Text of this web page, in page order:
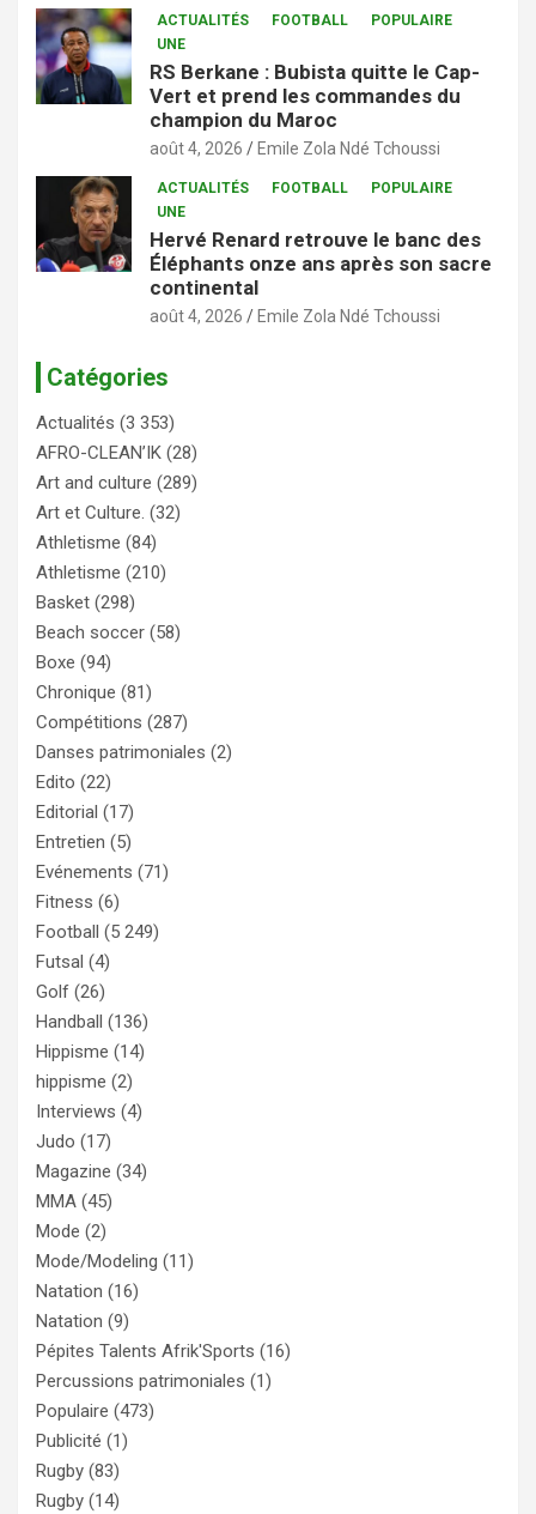
ACTUALITÉS FOOTBALL
POPULAIRE
UNE
RS Berkane : Bubista quitte le Cap-
Vert et prend les commandes du
champion du Maroc
août 4, 2026 Emile Zola Ndé Tchoussi
ACTUALITÉS FOOTBALL
POPULAIRE
UNE
Hervé Renard retrouve le banc des
Éléphants onze ans après son sacre
continental
août 4, 2026 Emile Zola Ndé Tchoussi
Catégories
Actualités (3 353)
AFRO-CLEAN’IK (28)
Art and culture (289)
Art et Culture. (32)
Athletisme (84)
Athletisme (210)
Basket (298)
Beach soccer (58)
Boxe (94)
Chronique (81)
Compétitions (287)
Danses patrimoniales (2)
Edito (22)
Editorial (17)
Entretien (5)
Evénements (71)
Fitness (6)
Football (5 249)
Futsal (4)
Golf (26)
Handball (136)
Hippisme (14)
hippisme (2)
Interviews (4)
Judo (17)
Magazine (34)
MMA (45)
Mode (2)
Mode/Modeling (11)
Natation (16)
Natation (9)
Pépites Talents Afrik'Sports (16)
Percussions patrimoniales (1)
Populaire (473)
Publicité (1)
Rugby (83)
Rugby (14)